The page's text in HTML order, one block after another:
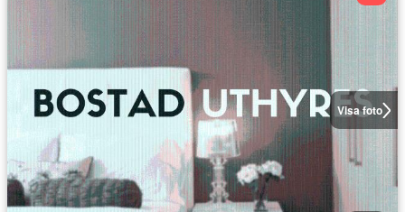
Visa foto